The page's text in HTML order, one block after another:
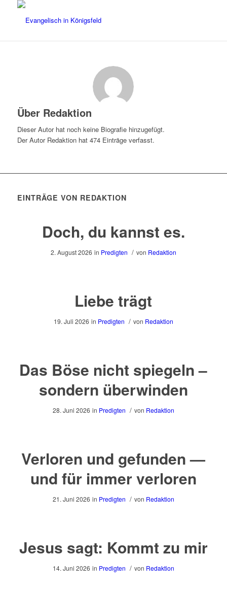
Über Redaktion
Dieser Autor hat noch keine Biografie hinzugefügt.
Der Autor Redaktionhat 474 Einträge verfasst.
EINTRÄGE VON REDAKTION
Doch, du kannst es.
2. August 2026 in Predigten / von Redaktion
Liebe trägt
19. Juli 2026 in Predigten / von Redaktion
Das Böse nicht spiegeln –
sondern überwinden
28. Juni 2026 in Predigten / von Redaktion
Verloren und gefunden —
und für immer verloren
21. Juni 2026 in Predigten / von Redaktion
Jesus sagt: Kommt zu mir
14. Juni 2026 in Predigten / von Redaktion